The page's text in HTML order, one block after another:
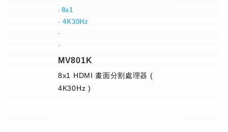
8x1
-4K30Hz
-
-
MV801K
8x1 HDMI 畫面分割處理器 (
4K30Hz )